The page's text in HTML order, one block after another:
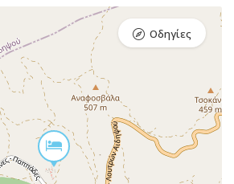
Οδηγίες